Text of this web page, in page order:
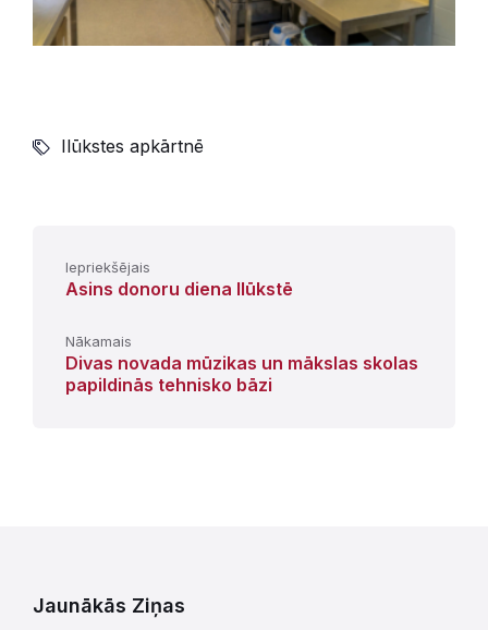
Ilūkstes apkārtnē
Iepriekšējais
Asins donoru diena Ilūkstē
Nākamais
Divas novada mūzikas un mākslas skolas
papildinās tehnisko bāzi
Jaunākās Ziņas